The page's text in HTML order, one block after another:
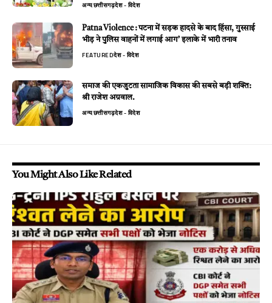
अन्यछत्तीसगढ़देश - विदेश
Patna Violence : पटना में सड़क हादसे के बाद हिंसा, गुस्साई
भीड़ ने पुलिस वाहनों में लगाई आग’ इलाके में भारी तनाव
FEATUREDदेश - विदेश
समाज की एकजुटता सामाजिक विकास की सबसे बड़ी शक्ति:
श्री राजेश अग्रवाल.
अन्यछत्तीसगढ़देश - विदेश
You Might Also Like Related